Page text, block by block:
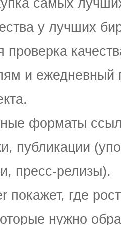
у лучших
проверка
и ежедневный
форматы
публикации
пресс-релизы).
покажет, где
нужно